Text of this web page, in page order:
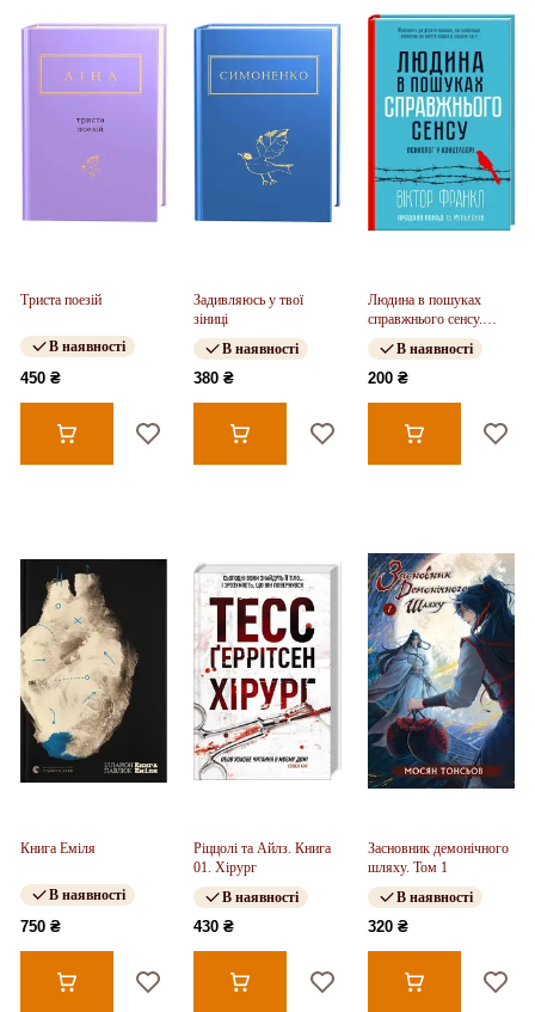
Триста поезій
В наявності
450 ₴
Задивляюсь у твої
зіниці
В наявності
380 ₴
Людина в пошуках
справжнього сенсу.
Психолог у концтаборі
В наявності
200 ₴
Книга Еміля
В наявності
750 ₴
Ріццолі та Айлз. Книга
01. Хірург
В наявності
430 ₴
Засновник демонічного
шляху. Том 1
В наявності
320 ₴